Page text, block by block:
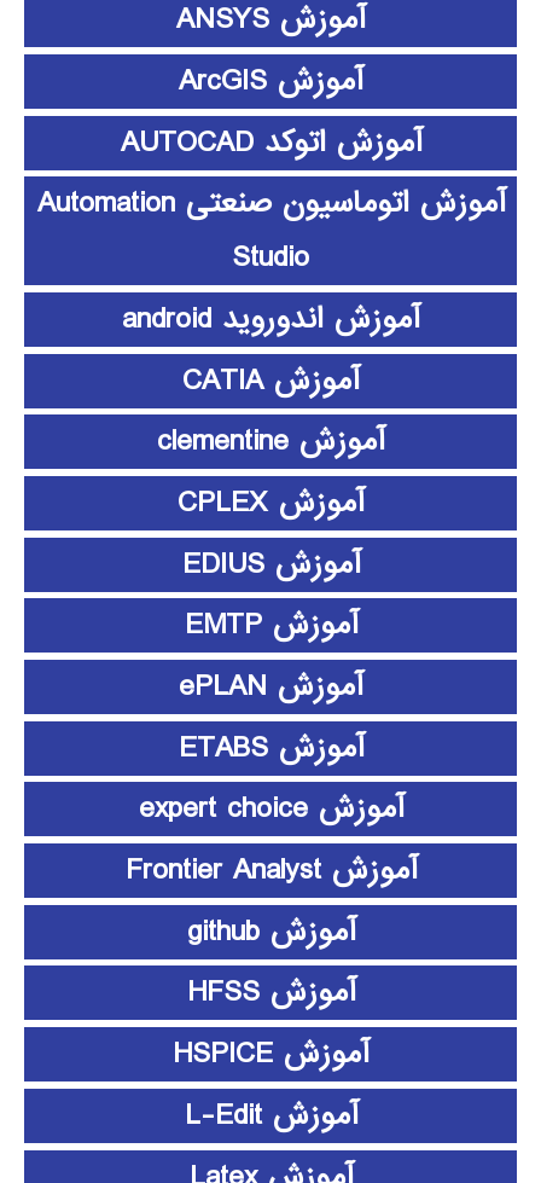
آموزش ANSYS
آموزش ArcGIS
آموزش اتوکد AUTOCAD
آموزش اتوماسیون صنعتی Automation
Studio
آموزش اندوروید android
آموزش CATIA
آموزش clementine
آموزش CPLEX
آموزش EDIUS
آموزش EMTP
آموزش ePLAN
آموزش ETABS
آموزش expert choice
آموزش Frontier Analyst
آموزش github
آموزش HFSS
آموزش HSPICE
آموزش L-Edit